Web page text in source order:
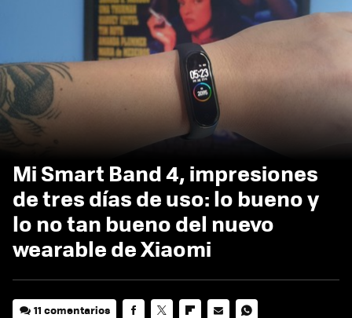
Mi Smart Band 4, impresiones
de tres días de uso: lo bueno y
lo no tan bueno del nuevo
wearable de Xiaomi
11 comentarios